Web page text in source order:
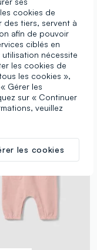
T-shirt fille en coton extensible violet coupe regular
-50% 7,47 €
cookies de
des tiers, servent à
afin de pouvoir
ciblés en
nécessite
les cookies de
les cookies »,
Gérer les
sur « Continuer
veuillez
les cookies